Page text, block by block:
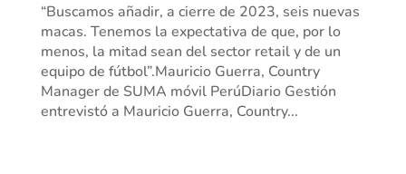
“Buscamos añadir, a cierre de 2023, seis nuevas
macas. Tenemos la expectativa de que, por lo
menos, la mitad sean del sector retail y de un
equipo de fútbol”.Mauricio Guerra, Country
Manager de SUMA móvil PerúDiario Gestión
entrevistó a Mauricio Guerra, Country...